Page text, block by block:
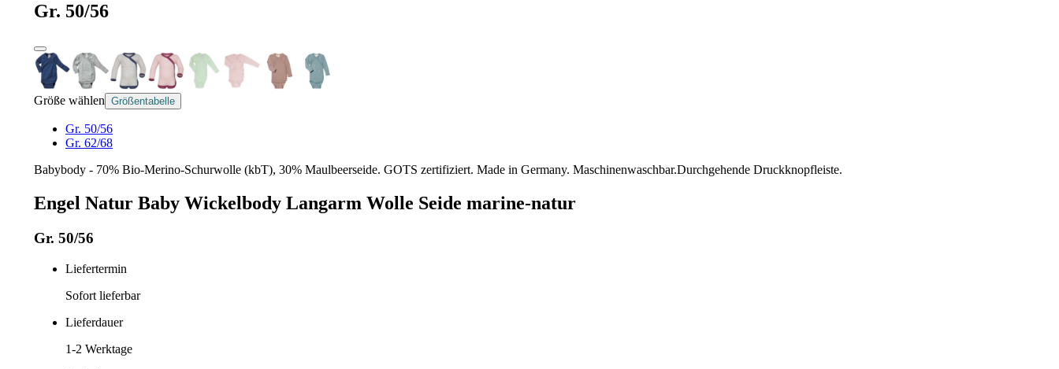
Gr. 50/56
Größe wählen Größentabelle
Gr. 50/56
Gr. 62/68
Babybody - 70% Bio-Merino-Schurwolle (kbT), 30% Maulbeerseide. GOTS zertifiziert. Made in Germany. Maschinenwaschbar.Durchgehende Druckknopfleiste.
Engel Natur Baby Wickelbody Langarm Wolle Seide marine-natur
Gr. 50/56
Liefertermin
Sofort lieferbar
Lieferdauer
1-2 Werktage